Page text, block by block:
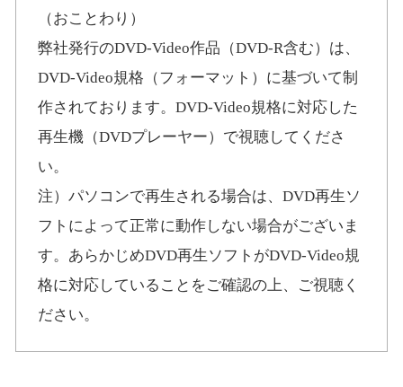
（おことわり）
弊社発行のDVD-Video作品（DVD-R含む）は、
DVD-Video規格（フォーマット）に基づいて制
作されております。DVD-Video規格に対応した
再生機（DVDプレーヤー）で視聴してくださ
い。
注）パソコンで再生される場合は、DVD再生ソ
フトによって正常に動作しない場合がございま
す。あらかじめDVD再生ソフトがDVD-Video規
格に対応していることをご確認の上、ご視聴く
ださい。